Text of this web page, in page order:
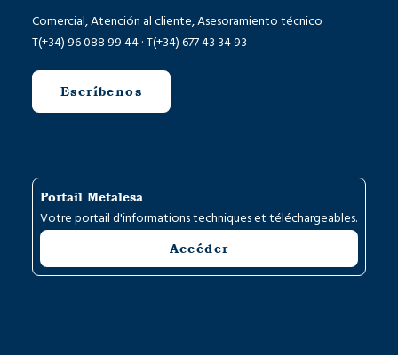
Comercial, Atención al cliente, Asesoramiento técnico
T(+34) 96 088 99 44 · T(+34) 677 43 34 93
Escríbenos
Portail Metalesa
Votre portail d'informations techniques et téléchargeables.
Accéder